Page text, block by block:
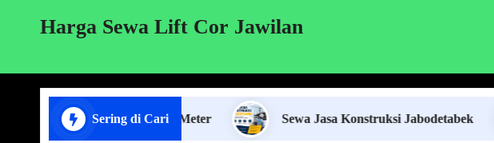
Harga Sewa Lift Cor Jawilan
Sering di Cari
Panel Beton per Meter Sewa Jasa Konstruksi Jabodetabek